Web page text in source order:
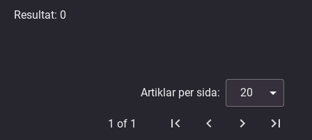
Resultat: 0
Artiklar per sida: 20
1 of 1